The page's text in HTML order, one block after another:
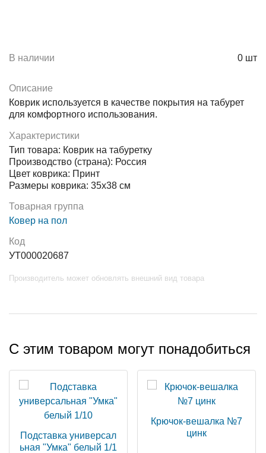
В наличии 0 шт
Описание
Коврик используется в качестве покрытия на табурет
для комфортного использования.
Характеристики
Тип товара: Коврик на табуретку
Производство (страна): Россия
Цвет коврика: Принт
Размеры коврика: 35x38 см
Товарная группа
Ковер на пол
Код
УТ000020687
Производитель может обновлять внешний вид товара
С этим товаром могут понадобиться
Подставка универсал
ьная "Умка" белый 1/1
Крючок-вешалка №7
цинк